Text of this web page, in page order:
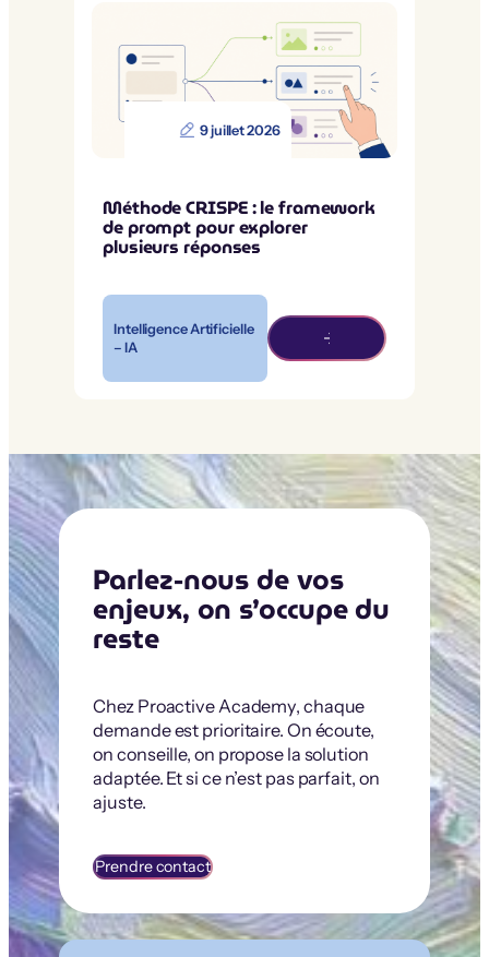
9 juillet 2026
Méthode CRISPE : le framework
de prompt pour explorer
plusieurs réponses
Intelligence Artificielle
– IA
Parlez-nous de vos
enjeux, on s’occupe du
reste
Chez Proactive Academy, chaque
demande est prioritaire. On écoute,
on conseille, on propose la solution
adaptée. Et si ce n’est pas parfait, on
ajuste.
Prendre contact